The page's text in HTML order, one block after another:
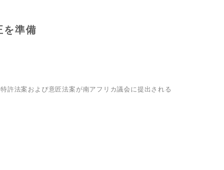
準備
許法案および意匠法案が南アフリカ議会に提出される